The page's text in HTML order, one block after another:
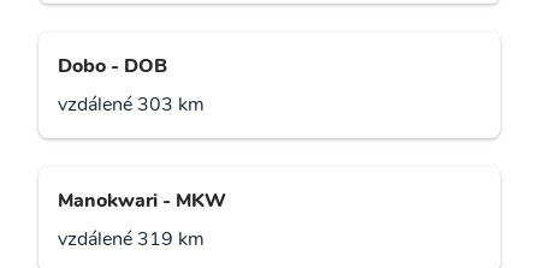
Dobo - DOB
vzdálené 303 km
Manokwari - MKW
vzdálené 319 km